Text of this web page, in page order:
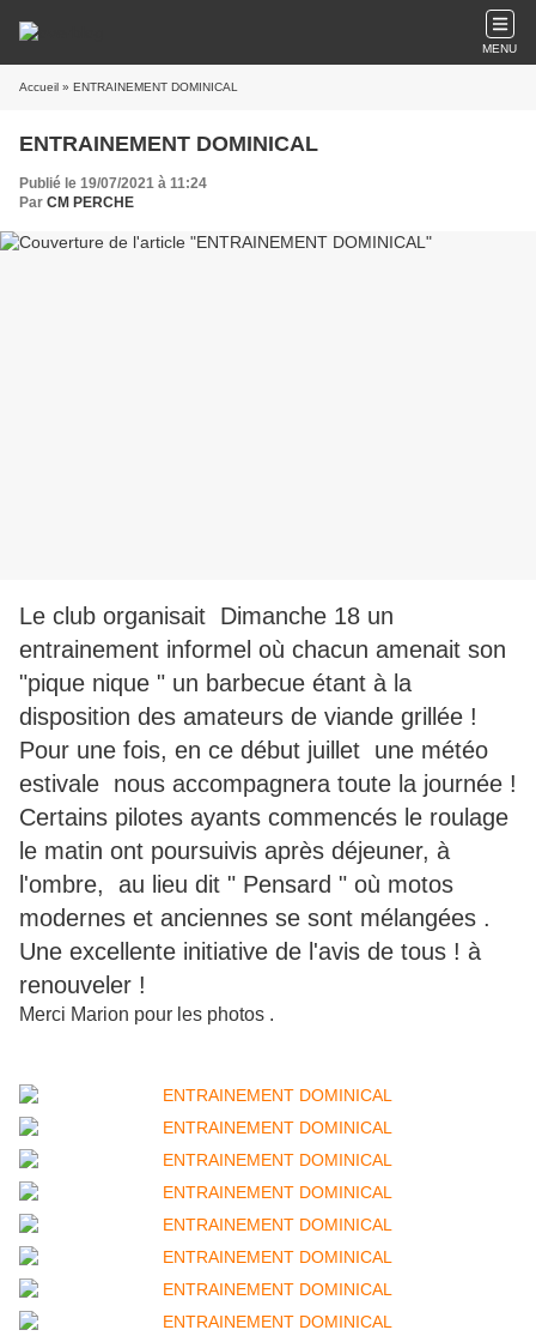
MENU
Accueil » ENTRAINEMENT DOMINICAL
ENTRAINEMENT DOMINICAL
Publié le 19/07/2021 à 11:24
Par CM PERCHE
Le club organisait Dimanche 18 un
entrainement informel où chacun amenait son
"pique nique " un barbecue étant à la
disposition des amateurs de viande grillée !
Pour une fois, en ce début juillet une météo
estivale nous accompagnera toute la journée !
Certains pilotes ayants commencés le roulage
le matin ont poursuivis après déjeuner, à
l'ombre, au lieu dit " Pensard " où motos
modernes et anciennes se sont mélangées .
Une excellente initiative de l'avis de tous ! à
renouveler !
Merci Marion pour les photos .